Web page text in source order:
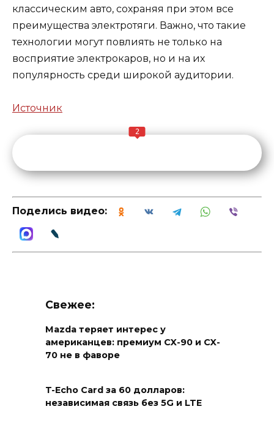
классическим авто, сохраняя при этом все
преимущества электротяги. Важно, что такие
технологии могут повлиять не только на
восприятие электрокаров, но и на их
популярность среди широкой аудитории.
Источник
2
Поделись видео:
Свежее:
Mazda теряет интерес у
американцев: премиум CX-90 и CX-
70 не в фаворе
T-Echo Card за 60 долларов:
независимая связь без 5G и LTE